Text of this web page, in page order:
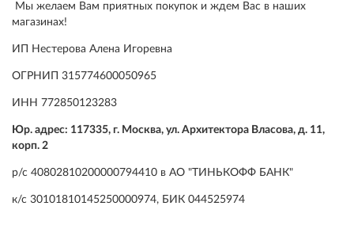
Мы желаем Вам приятных покупок и ждем Вас в наших
магазинах!
ИП Нестерова Алена Игоревна
ОГРНИП 315774600050965
ИНН 772850123283
Юр. адрес: 117335, г. Москва, ул. Архитектора Власова, д. 11,
корп. 2
р/с 40802810200000794410 в АО "ТИНЬКОФФ БАНК"
к/с 30101810145250000974, БИК 044525974